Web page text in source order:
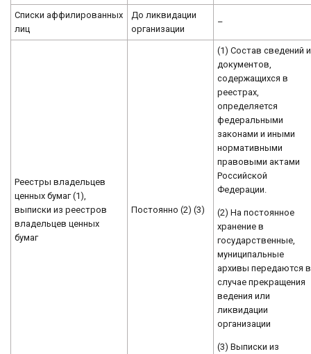
Списки аффилированных
лиц
До ликвидации
организации
–
Реестры владельцев
ценных бумаг (1),
выписки из реестров
владельцев ценных
бумаг
Постоянно (2) (3)
(1) Состав сведений и
документов,
содержащихся в
реестрах,
определяется
федеральными
законами и иными
нормативными
правовыми актами
Российской
Федерации.
(2) На постоянное
хранение в
государственные,
муниципальные
архивы передаются в
случае прекращения
ведения или
ликвидации
организации
(3) Выписки из